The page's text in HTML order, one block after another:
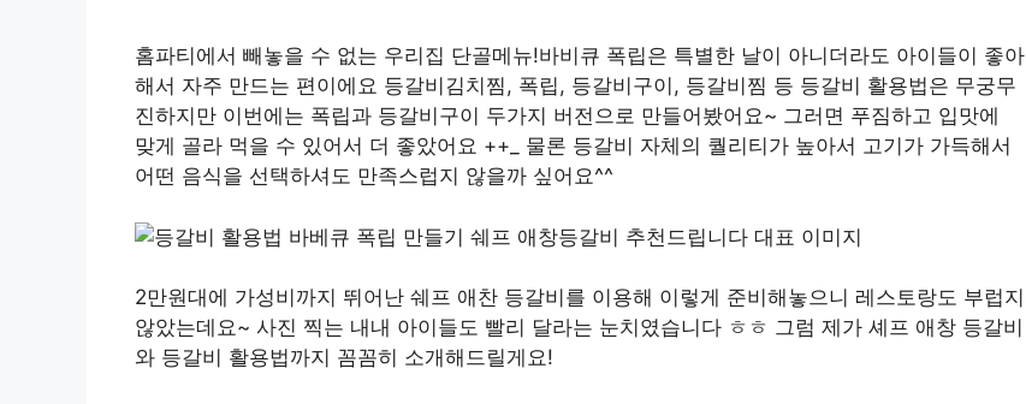
홈파티에서 빼놓을 수 없는 우리집 단골메뉴!바비큐 폭립은 특별한 날이 아니더라도 아이들이 좋아
해서 자주 만드는 편이에요 등갈비김치찜, 폭립, 등갈비구이, 등갈비찜 등 등갈비 활용법은 무궁무
진하지만 이번에는 폭립과 등갈비구이 두가지 버전으로 만들어봤어요~ 그러면 푸짐하고 입맛에
맞게 골라 먹을 수 있어서 더 좋았어요 ++_ 물론 등갈비 자체의 퀄리티가 높아서 고기가 가득해서
어떤 음식을 선택하셔도 만족스럽지 않을까 싶어요^^
2만원대에 가성비까지 뛰어난 쉐프 애찬 등갈비를 이용해 이렇게 준비해놓으니 레스토랑도 부럽지
않았는데요~ 사진 찍는 내내 아이들도 빨리 달라는 눈치였습니다 ㅎㅎ 그럼 제가 셰프 애창 등갈비
와 등갈비 활용법까지 꼼꼼히 소개해드릴게요!